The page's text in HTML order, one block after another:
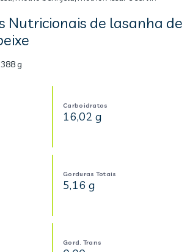
Nutricionais de lasanha de
388 g
Carboidratos
16,02 g
Gorduras Totais
5,16 g
Gord. Trans